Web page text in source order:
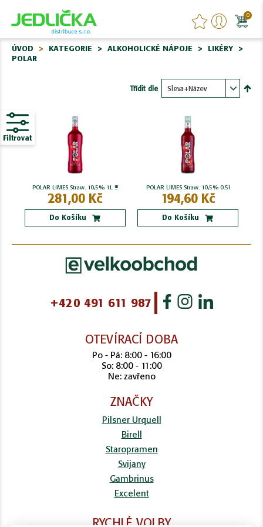
0
ÚVOD KATEGORIE ALKOHOLICKÉ NÁPOJE
LIKÉRY
POLAR
Třídit dle
POLAR LIMES Straw. 10,5% 1L !!!
281,00 Kč
Do Košíku
POLAR LIMES Straw. 10,5% 0.5l
194,60 Kč
Do Košíku
Filtrovat
+420 491 611 987
OTEVÍRACÍ DOBA
Po - Pá: 8:00 - 16:00
So: 8:00 - 11:00
Ne: zavřeno
ZNAČKY
Pilsner Urquell
Birell
Staropramen
Svijany
Gambrinus
Excelent
RYCHLÉ VOLBY